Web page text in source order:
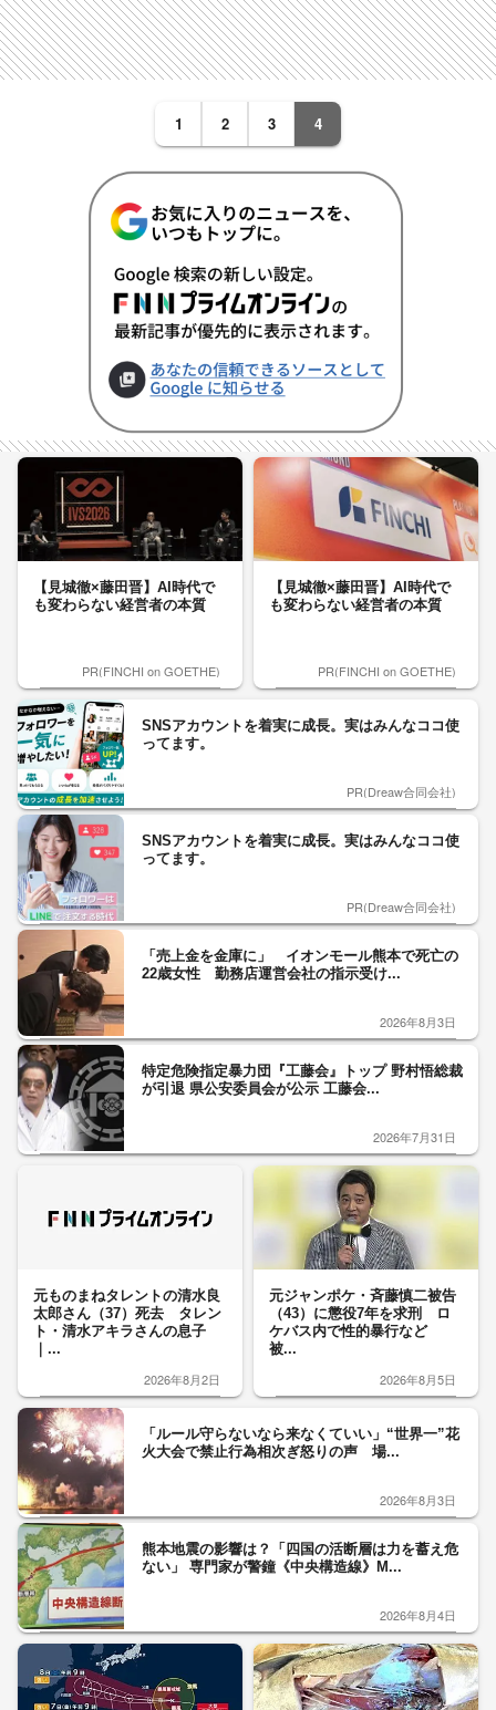
1 2 3 4
【見城徹×藤田晋】AI時代で
も変わらない経営者の本質
PR(FINCHI on GOETHE)
【見城徹×藤田晋】AI時代で
も変わらない経営者の本質
PR(FINCHI on GOETHE)
SNSアカウントを着実に成長。実はみんなココ使
ってます。
PR(Dreaw合同会社)
SNSアカウントを着実に成長。実はみんなココ使
ってます。
PR(Dreaw合同会社)
「売上金を金庫に」 イオンモール熊本で死亡の
22歳女性 勤務店運営会社の指示受け...
2026年8月3日
特定危険指定暴力団『工藤会』トップ 野村悟総裁
が引退 県公安委員会が公示 工藤会...
2026年7月31日
元ものまねタレントの清水良
太郎さん（37）死去 タレン
ト・清水アキラさんの息子
｜...
2026年8月2日
元ジャンポケ・斉藤慎二被告
（43）に懲役7年を求刑 ロ
ケバス内で性的暴行など
被...
2026年8月5日
「ルール守らないなら来なくていい」“世界一”花
火大会で禁止行為相次ぎ怒りの声 場...
2026年8月3日
熊本地震の影響は？「四国の活断層は力を蓄え危
ない」 専門家が警鐘《中央構造線》M...
2026年8月4日